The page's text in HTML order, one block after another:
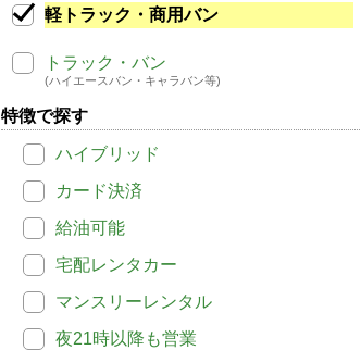
軽トラック・商用バン
トラック・バン
(ハイエースバン・キャラバン等)
特徴で探す
ハイブリッド
カード決済
給油可能
宅配レンタカー
マンスリーレンタル
夜21時以降も営業